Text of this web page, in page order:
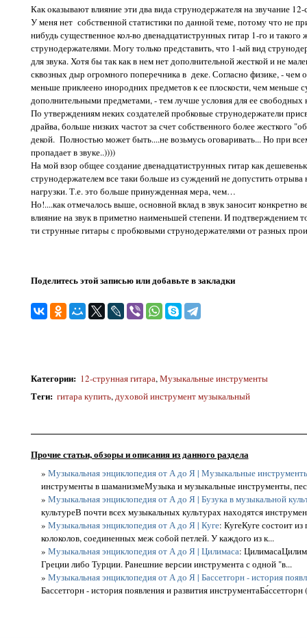
Как оказывают влияние эти два вида струнодержателя на звучание
У меня нет собственной статистики по данной теме, потому что не
нибудь существенное кол-во двенадцатиструнных гитар 1-го и
струнодержателями. Могу только представить, что 1-ый вид
для звука. Хотя бы так как в нем нет дополнительной жесткой и не
сквозных дыр огромного поперечника в деке. Согласно физике, - чем
меньше приклеено инородних предметов к ее плоскости, чем меньше
дополнительными предметами, - тем лучше условия для ее свободных
По утверждениям неких создателей пробковые струнодержатели
драйва, больше низких частот за счет собственного более жесткого
декой. Полностью может быть....не возьмусь оговаривать... Но при
пропадает в звуке..))))
На мой взор общее создание двенадцатиструнных гитар как
струнодержателем все таки больше из суждений не допустить отрыва
нагрузки. Т.е. это больше принужденная мера, чем…
Но!....как отмечалось выше, основной вклад в звук заносит конкретно
влияние на звук в приметно наименьшей степени. И подтверждением
ти струнные гитары с пробковыми струнодержателями от разных
Поделитесь этой записью или добавьте в закладки
Категории: 12-струнная гитара,Музыкальные инструменты
Теги: гитара купить,духовой инструмент музыкальный
Прочие статьи, обзоры и описания из данного раздела
» Музыкальная энциклопедия от А до Я | Музыкальные
инструменты в шаманизмеМузыка и музыкальные инструменты,
» Музыкальная энциклопедия от А до Я | Бузука в музыкальной
культуреВ почти всех музыкальных культурах находятся
» Музыкальная энциклопедия от А до Я | Куге: КугеКуге состоит
колоколов, соединенных меж собой петлей. У каждого из к...
» Музыкальная энциклопедия от А до Я | Цилимаса:
Греции либо Турции. Ранешние версии инструмента с одной "в...
» Музыкальная энциклопедия от А до Я | Бассетгорн - история
Бассетгорн - история появления и развития